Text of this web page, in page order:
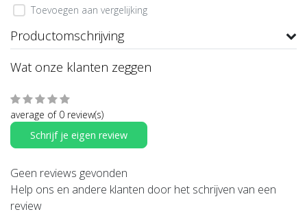
Toevoegen aan vergelijking
Productomschrijving
Wat onze klanten zeggen
average of 0 review(s)
Schrijf je eigen review
Geen reviews gevonden
Help ons en andere klanten door het schrijven van een
review